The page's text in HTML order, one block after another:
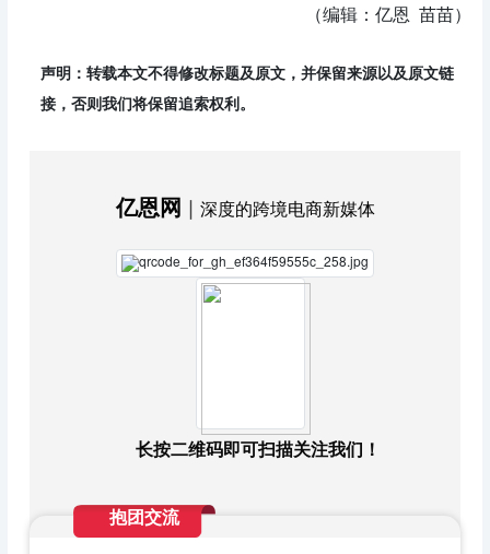
（编辑：亿恩 苗苗）
声明：转载本文不得修改标题及原文，并保留来源以及原文链
接，否则我们将保留追索权利。
亿恩网 深度的跨境电商新媒体
长按二维码即可扫描关注我们！
抱团交流